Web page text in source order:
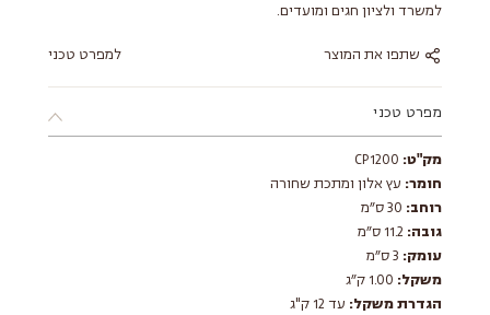
למשרד ולציון חגים ומועדים.
שתפו את המוצר למפרט טכני
מפרט טכני
מק"ט:
חומר: עץ אלון ומתכת שחורה
רוחב:
גובה:
עומק:
משקל:
הגדרת משקל: עד 12 ק"ג